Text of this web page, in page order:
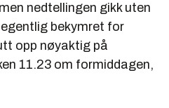
nedtellingen gikk uten
bekymret for
opp nøyaktig på
11.23 om formiddagen,